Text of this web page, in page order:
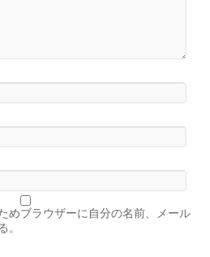
めブラウザーに自分の名前、メール
。